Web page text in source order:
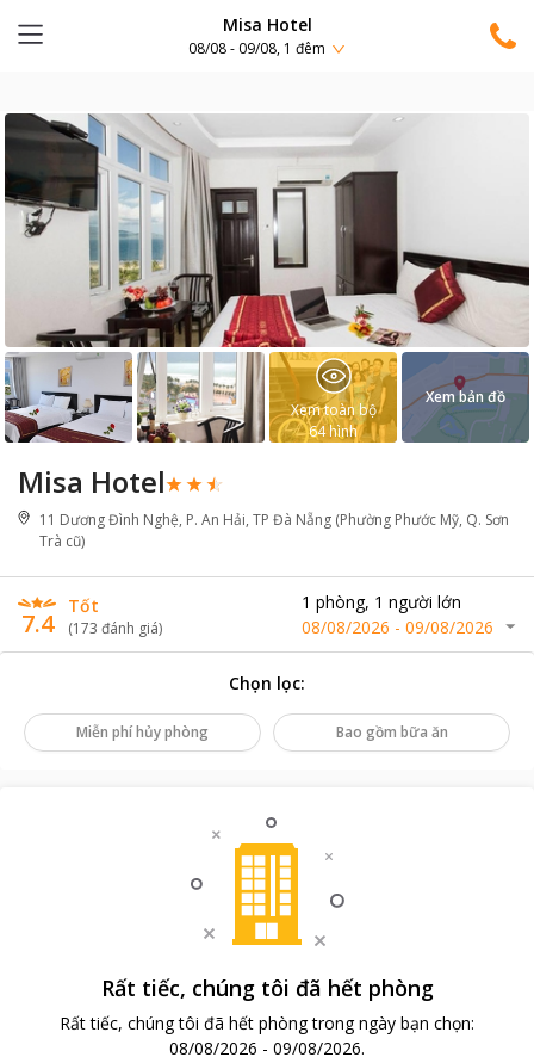
Misa Hotel
08/08 - 09/08, 1 đêm
Misa Hotel
11 Dương Đình Nghệ, P. An Hải, TP Đà Nẵng (Phường Phước Mỹ, Q. Sơn
Trà cũ)
7.4
Tốt
(173 đánh giá)
1 phòng, 1 người lớn
08/08/2026 - 09/08/2026
Xem toàn bộ
64hình
Xem bản đồ
Chọn lọc:
Miễn phí hủy phòng Bao gồm bữa ăn
Rất tiếc, chúng tôi đã hết phòng
Rất tiếc, chúng tôi đã hết phòng trong ngày bạn chọn:
08/08/2026 - 09/08/2026.